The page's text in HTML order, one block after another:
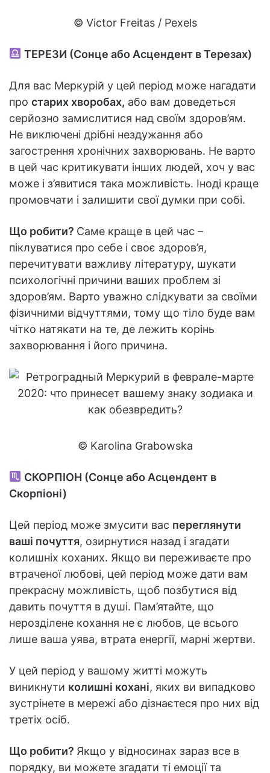
© Victor Freitas / Pexels
ТЕРЕЗИ (Сонце або Асцендент в Терезах)
Для вас Меркурій у цей період може нагадати
про старих хворобах, або вам доведеться
серйозно замислитися над своїм здоров’ям.
Не виключені дрібні нездужання або
загострення хронічних захворювань. Не варто
в цей час критикувати інших людей, хоч у вас
може і з’явитися така можливість. Іноді краще
промовчати і залишити свої думки при собі.
Що робити? Саме краще в цей час –
піклуватися про себе і своє здоров’я,
перечитувати важливу літературу, шукати
психологічні причини ваших проблем зі
здоров’ям. Варто уважно слідкувати за своїми
фізичними відчуттями, тому що тіло буде вам
чітко натякати на те, де лежить корінь
захворювання і його причина.
© Karolina Grabowska
СКОРПІОН (Сонце або Асцендент в
Скорпіоні)
Цей період може змусити вас переглянути
ваші почуття, озирнутися назад і згадати
колишніх коханих. Якщо ви переживаєте про
втраченої любові, цей період може дати вам
прекрасну можливість, щоб позбутися від
давить почуття в душі. Пам’ятайте, що
нерозділене кохання не є любов, це всього
лише ваша уява, втрата енергії, марні жертви.
У цей період у вашому житті можуть
виникнути колишні кохані, яких ви випадково
зустрінете в мережі або дізнаєтеся про них від
третіх осіб.
Що робити? Якщо у відносинах зараз все в
порядку, ви можете згадати ті емоції та